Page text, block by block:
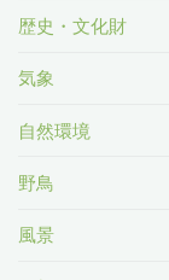
歴史・文化財
気象
自然環境
野鳥
風景